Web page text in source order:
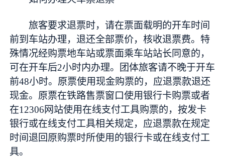
旅客要求退票时，请在票面载明的开车时间
前到车站办理，退还全部票价，核收退票费。特
殊情况经购票地车站或票面乘车站站长同意的，
可在开车后2小时内办理。团体旅客请不晚于开车
前48小时。原票使用现金购票的，应退票款退还
现金。原票在铁路售票窗口使用银行卡购票或者
在12306网站使用在线支付工具购票的，按发卡
银行或在线支付工具相关规定，应退票款在规定
时间退回原购票时所使用的银行卡或在线支付工
具。